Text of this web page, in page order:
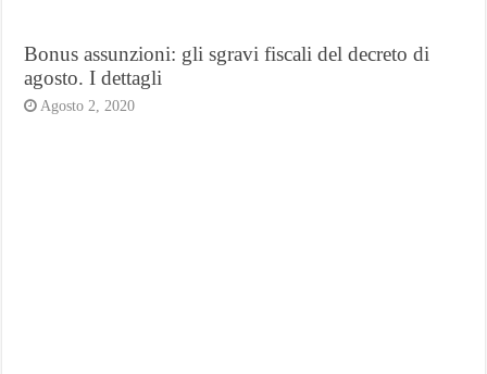
Bonus assunzioni: gli sgravi fiscali del decreto di
agosto. I dettagli
Agosto 2, 2020